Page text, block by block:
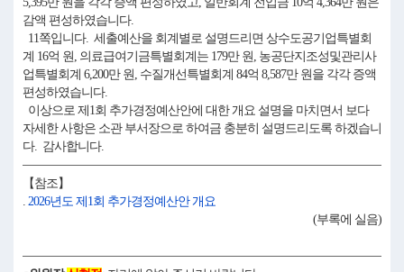
감액 편성하였습니다.
11쪽입니다. 세출예산을 회계별로 설명드리면 상수도공기업특별회
계 16억 원, 의료급여기금특별회계는 179만 원, 농공단지조성및관리사
업특별회계 6,200만 원, 수질개선특별회계 84억 8,587만 원을 각각 증액
편성하였습니다.
이상으로 제1회 추가경정예산안에 대한 개요 설명을 마치면서 보다
자세한 사항은 소관 부서장으로 하여금 충분히 설명드리도록 하겠습니
다. 감사합니다.
【참조】
. 2026년도 제1회 추가경정예산안 개요
(부록에 실음)